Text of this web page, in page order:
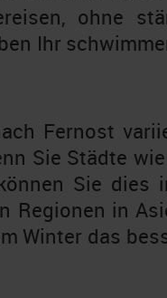
ohne
Ihr
Fernost
Sie Städte
Sie dies
Regionen in
Winter das